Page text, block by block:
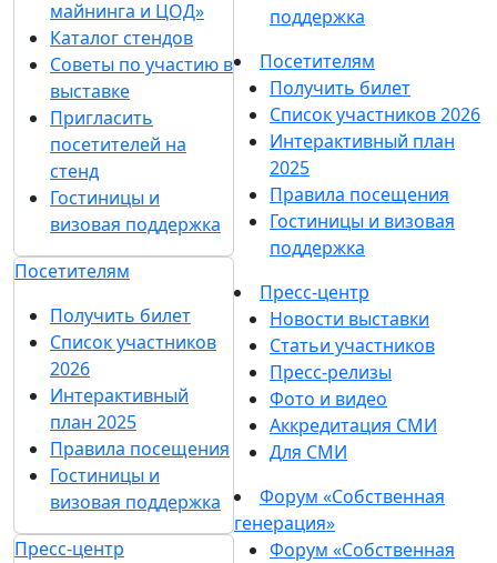
майнинга и ЦОД»
Каталог стендов
Советы по участию в
выставке
Пригласить
посетителей на
стенд
Гостиницы и
визовая поддержка
Посетителям
Получить билет
Список участников
2026
Интерактивный
план 2025
Правила посещения
Гостиницы и
визовая поддержка
Пресс-центр
поддержка
Посетителям
Получить билет
Список участников 2026
Интерактивный план
2025
Правила посещения
Гостиницы и визовая
поддержка
Пресс-центр
Новости выставки
Статьи участников
Пресс-релизы
Фото и видео
Аккредитация СМИ
Для СМИ
Форум «Собственная
генерация»
Форум «Собственная